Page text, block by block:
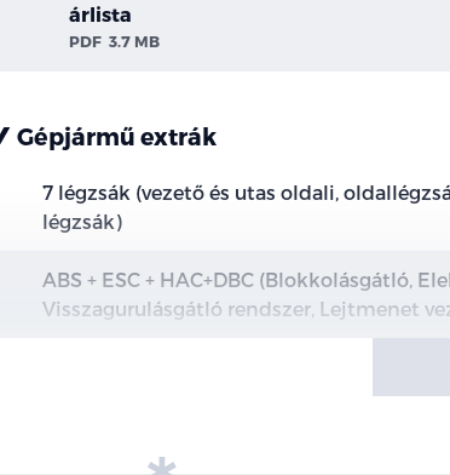
árlista
PDF 3.7 MB
Gépjármű extrák
7 légzsák (vezető és utas oldali,
légzsák)
ABS + ESC + HAC+DBC (Blokkolásgátló,
Visszagurulásgátló rendszer, Lejtmenet